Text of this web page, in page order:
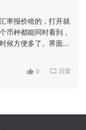
率报价啥的，打开就
币种都能同时看到，
候方便多了。界面也
日常用着顺手，推荐
0 回复